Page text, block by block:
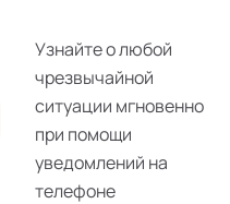
Узнайте о любой
чрезвычайной
ситуации мгновенно
при помощи
уведомлений на
телефоне